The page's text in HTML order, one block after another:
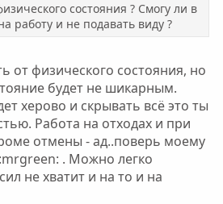
состояния ? Смогу ли в
работу и не подавать виду ?
от физического состояния, но
будет не шикарным.
херово и скрывать всё это ты
Работа на отходах и при
отмены - ад..поверь моему
. Можно легко
не хватит и на то и на